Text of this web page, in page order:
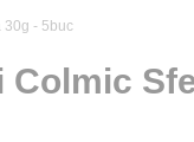
30g - 5buc
Colmic